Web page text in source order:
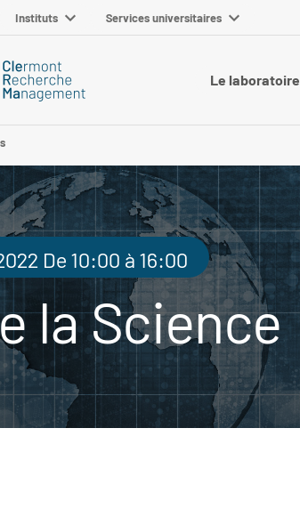
Instituts Services universitaires
Le laboratoire
De 10:00 à 16:00
la Science